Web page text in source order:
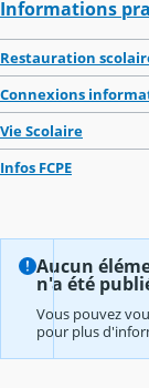
Informations
Restauration
Connexions
Vie Scolaire
Infos FCPE
Aucun
n'a été
Vous pouvez
pour plus